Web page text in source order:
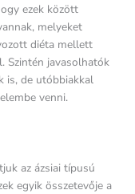
ezek között
melyeket
diéta mellett
Szintén javasolhatók
is, de utóbbiakkal
venni.
az ázsiai típusú
egyik összetevője a